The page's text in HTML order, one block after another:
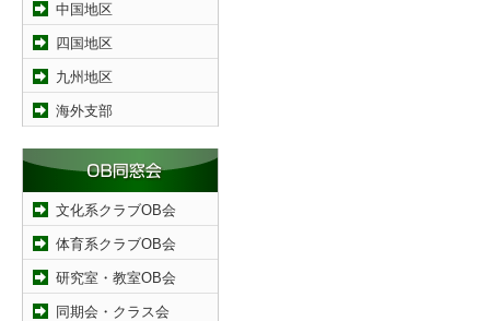
中国地区
四国地区
九州地区
海外支部
文化系クラブOB会
体育系クラブOB会
研究室・教室OB会
同期会・クラス会